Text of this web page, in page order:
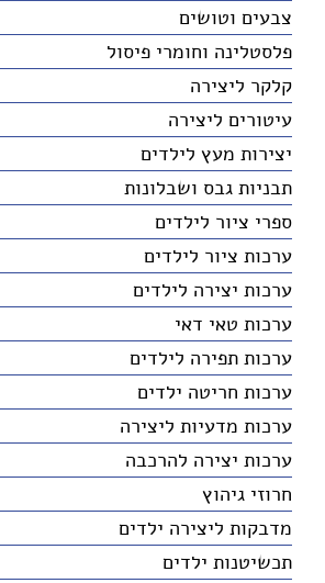
צבעים וטושים
פלסטלינה וחומרי פיסול
קלקר ליצירה
עיטורים ליצירה
יצירות מעץ לילדים
תבניות גבס ושבלונות
ספרי ציור לילדים
ערכות ציור לילדים
ערכות יצירה לילדים
ערכות טאי דאי
ערכות תפירה לילדים
ערכות חריטה ילדים
ערכות מדעיות ליצירה
ערכות יצירה להרכבה
חרוזי גיהוץ
מדבקות ליצירה ילדים
תכשיטנות ילדים